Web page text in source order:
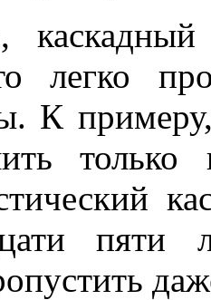
каскадный
легко
К
только
пяти